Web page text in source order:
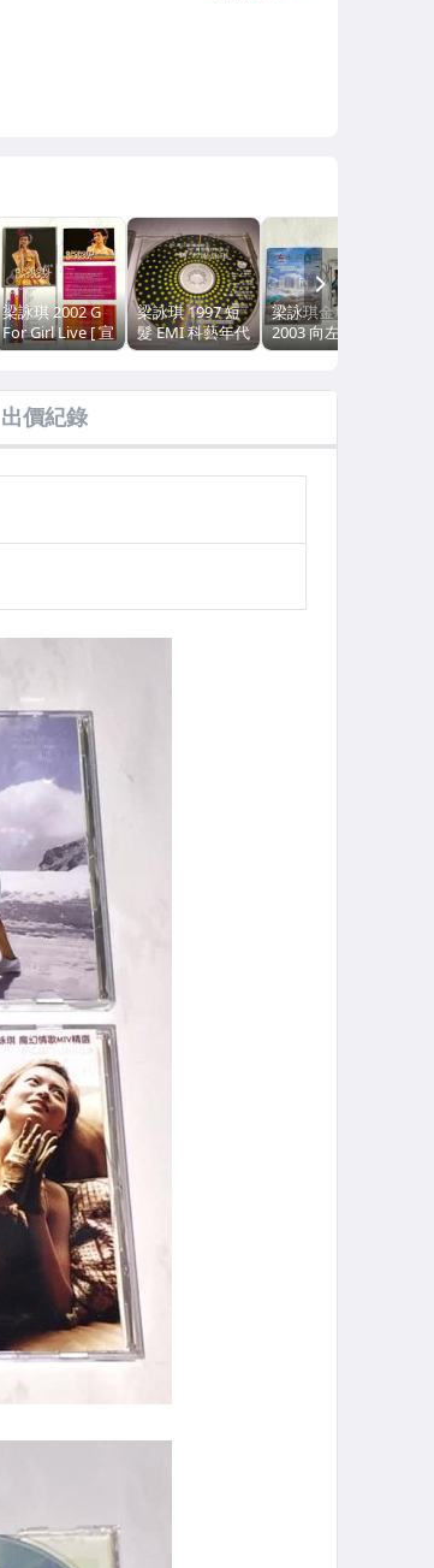
梁詠琪 2002 G
For Girl Live [ 宣
傳片非賣品 有貼
台灣版專輯 2-
CD / 附一本寫真
及兩本歌詞
梁詠琪 1997 短
髮 EMI 科藝年代
台灣版 三首歌
賣品裸片 / 我要
梁詠琪金城武
2003 向左走向
右走 電影原聲帶
版專輯 CD+VCD
紀念版悠遊卡 一
套兩張 全新未使
出價紀錄